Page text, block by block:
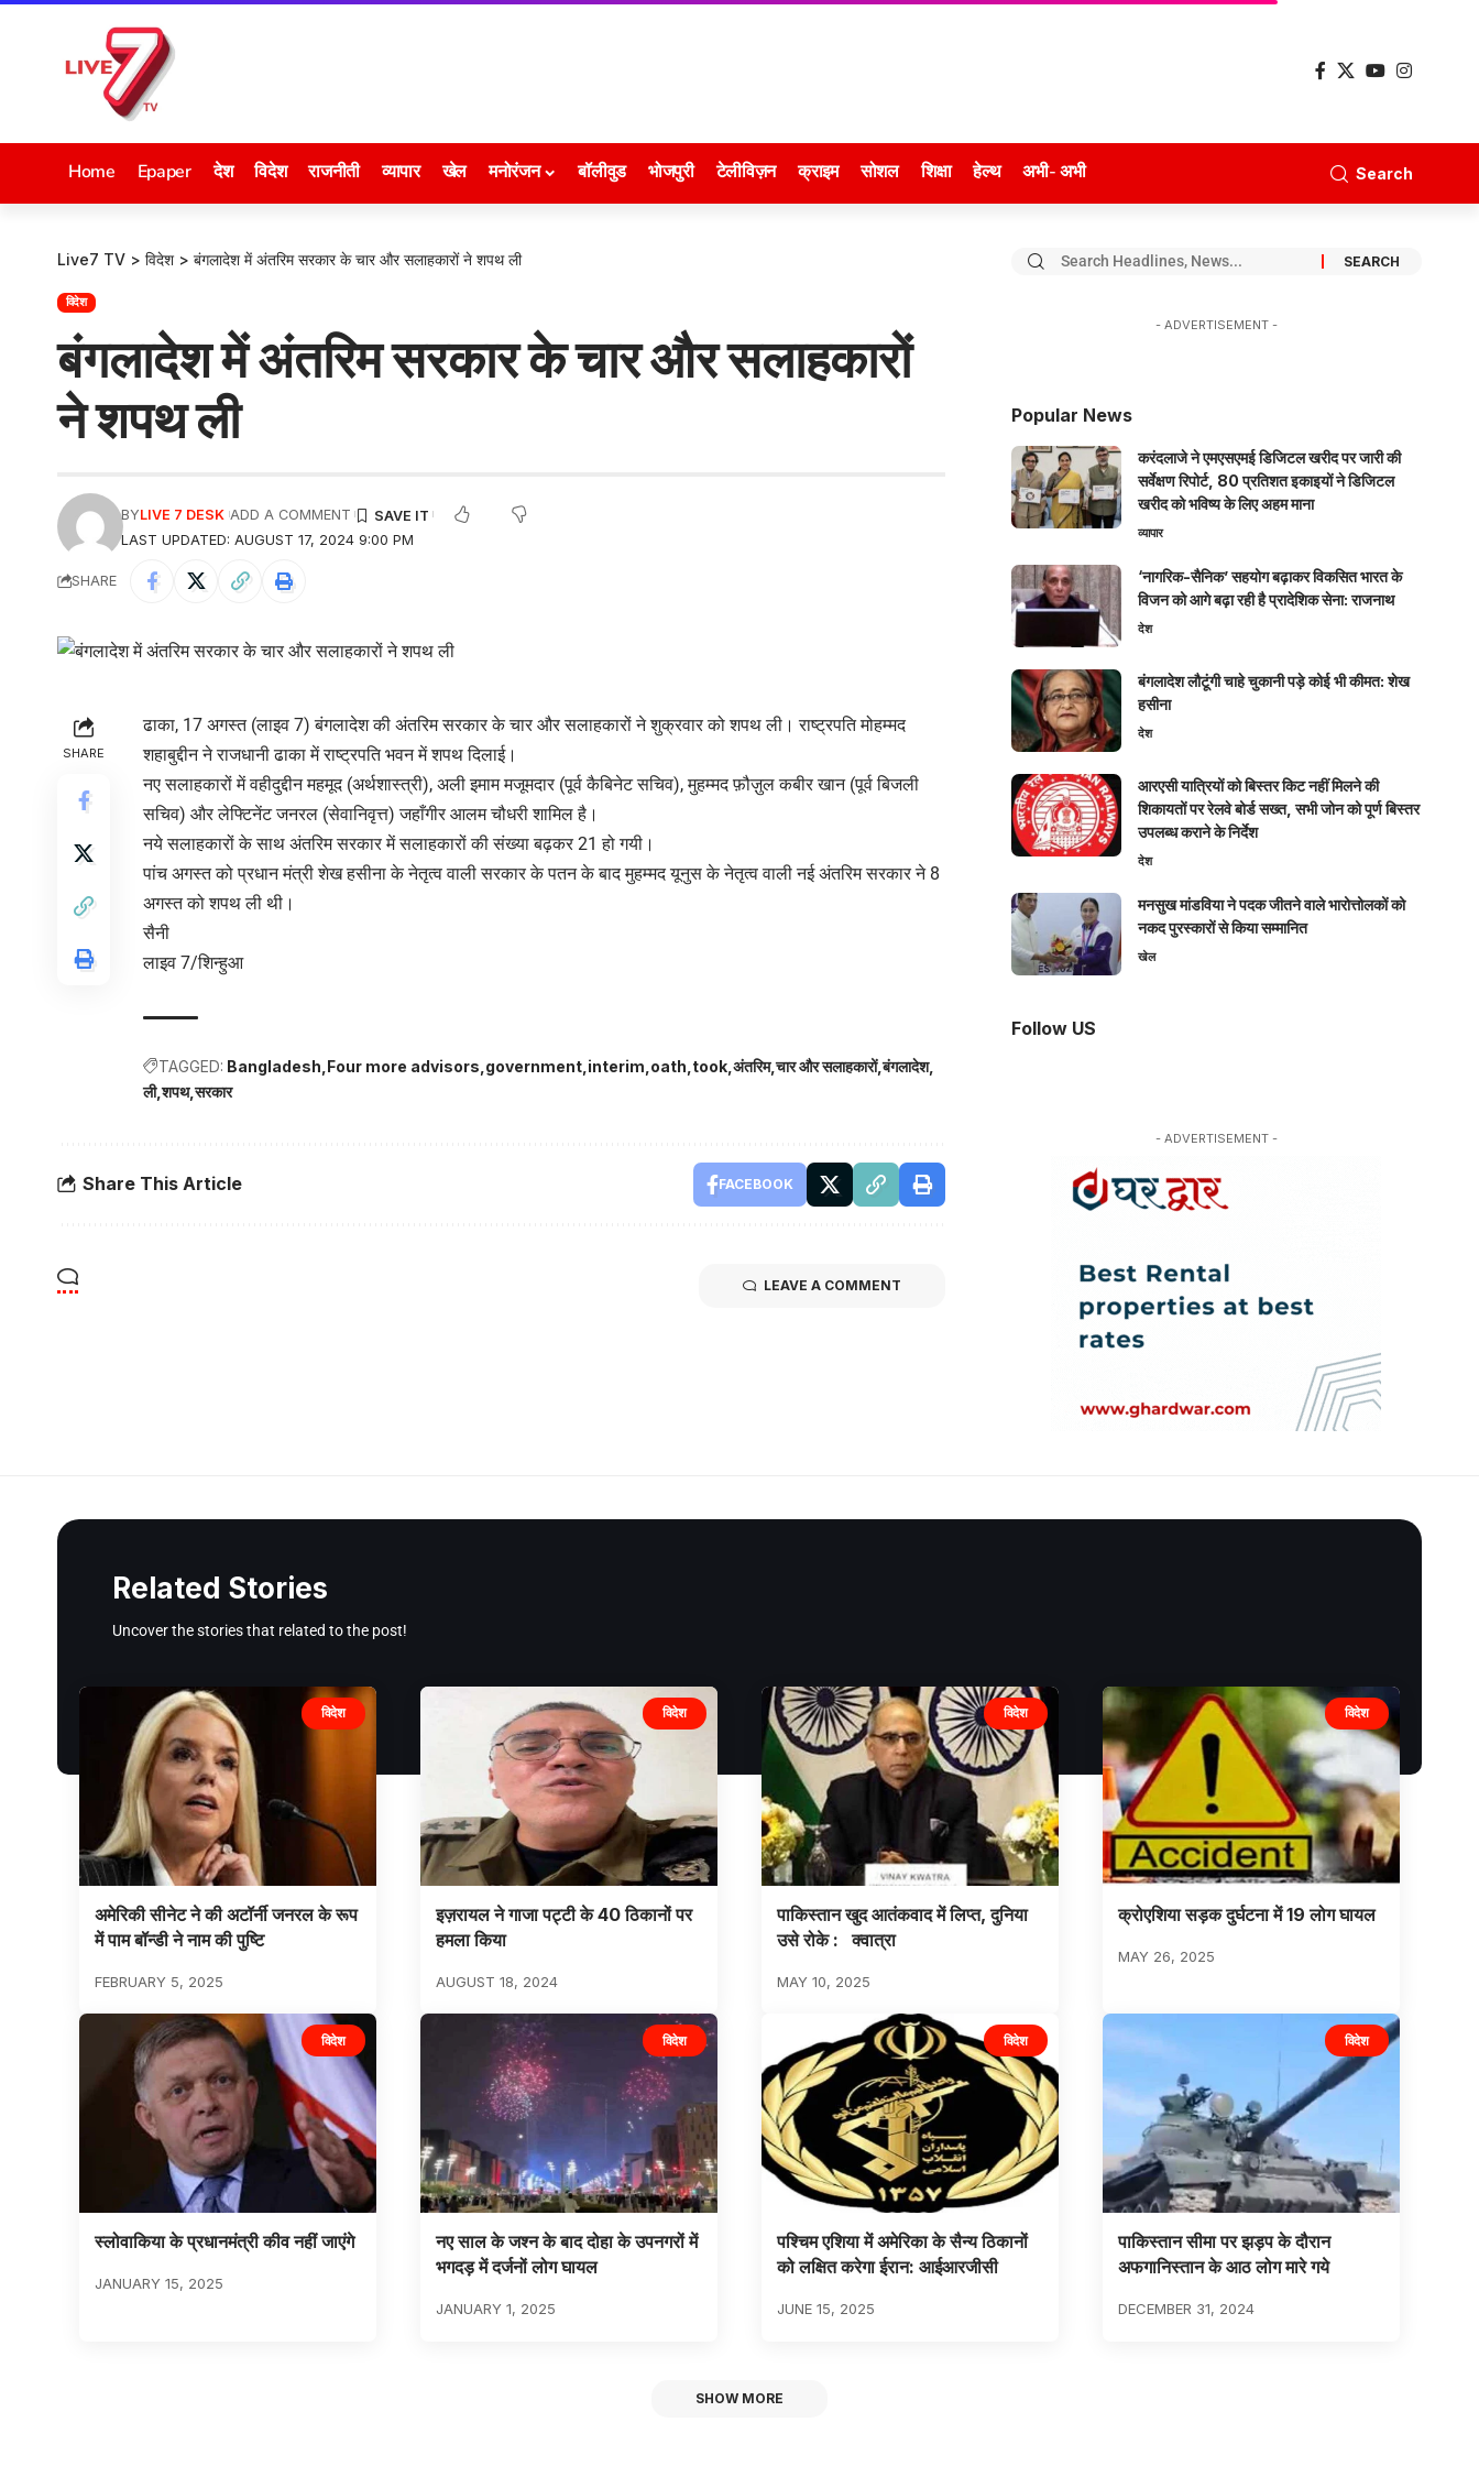
Home Epaper देश विदेश राजनीती व्यापार खेल मनोरंजन बॉलीवुड भोजपुरी टेलीविज़न क्राइम सोशल शिक्षा हेल्थ अभी- अभी Search
Live7 TV > विदेश > बंगलादेश में अंतरिम सरकार के चार और सलाहकारों ने शपथ ली
विदेश
बंगलादेश में अंतरिम सरकार के चार और सलाहकारों
ने शपथ ली
LAST UPDATED: AUGUST 17, 2024 9:00 PM
BYLIVE 7 DESK ADD A COMMENT
SHARE
SHARE
ढाका, 17 अगस्त (लाइव 7) बंगलादेश की अंतरिम सरकार के चार और सलाहकारों ने शुक्रवार को शपथ ली। राष्ट्रपति मोहम्मद
शहाबुद्दीन ने राजधानी ढाका में राष्ट्रपति भवन में शपथ दिलाई।
नए सलाहकारों में वहीदुद्दीन महमूद (अर्थशास्त्री), अली इमाम मजूमदार (पूर्व कैबिनेट सचिव), मुहम्मद फ़ौज़ुल कबीर खान (पूर्व बिजली
सचिव) और लेफ्टिनेंट जनरल (सेवानिवृत्त) जहाँगीर आलम चौधरी शामिल है।
नये सलाहकारों के साथ अंतरिम सरकार में सलाहकारों की संख्या बढ़कर 21 हो गयी।
पांच अगस्त को प्रधान मंत्री शेख हसीना के नेतृत्व वाली सरकार के पतन के बाद मुहम्मद यूनुस के नेतृत्व वाली नई अंतरिम सरकार ने 8
अगस्त को शपथ ली थी।
सैनी
लाइव 7/शिन्हुआ
TAGGED: Bangladesh Four more advisors government interim oath took अंतरिम चार और सलाहकारों बंगलादेश
ली शपथ सरकार
Share This Article FACEBOOK
LEAVE A COMMENT
- ADVERTISEMENT -
Popular News
करंदलाजे ने एमएसएमई डिजिटल खरीद पर जारी की
सर्वेक्षण रिपोर्ट, 80 प्रतिशत इकाइयों ने डिजिटल
खरीद को भविष्य के लिए अहम माना
व्यापार
‘नागरिक-सैनिक’ सहयोग बढ़ाकर विकसित भारत के
विजन को आगे बढ़ा रही है प्रादेशिक सेना: राजनाथ
देश
बंगलादेश लौटूंगी चाहे चुकानी पड़े कोई भी कीमत: शेख
हसीना
देश
आरएसी यात्रियों को बिस्तर किट नहीं मिलने की
शिकायतों पर रेलवे बोर्ड सख्त, सभी जोन को पूर्ण बिस्तर
उपलब्ध कराने के निर्देश
देश
मनसुख मांडविया ने पदक जीतने वाले भारोत्तोलकों को
नकद पुरस्कारों से किया सम्मानित
खेल
Follow US
- ADVERTISEMENT -
Related Stories
Uncover the stories that related to the post!
विदेश
अमेरिकी सीनेट ने की अटॉर्नी जनरल के रूप
में पाम बॉन्डी ने नाम की पुष्टि
FEBRUARY 5, 2025
विदेश
इज़रायल ने गाजा पट्टी के 40 ठिकानों पर
हमला किया
AUGUST 18, 2024
विदेश
पाकिस्तान खुद आतंकवाद में लिप्त, दुनिया
उसे रोके : क्वात्रा
MAY 10, 2025
विदेश
क्रोएशिया सड़क दुर्घटना में 19 लोग घायल
MAY 26, 2025
विदेश
स्लोवाकिया के प्रधानमंत्री कीव नहीं जाएंगे
JANUARY 15, 2025
विदेश
नए साल के जश्न के बाद दोहा के उपनगरों में
भगदड़ में दर्जनों लोग घायल
JANUARY 1, 2025
विदेश
पश्चिम एशिया में अमेरिका के सैन्य ठिकानों
को लक्षित करेगा ईरान: आईआरजीसी
JUNE 15, 2025
विदेश
पाकिस्तान सीमा पर झड़प के दौरान
अफगानिस्तान के आठ लोग मारे गये
DECEMBER 31, 2024
SHOW MORE